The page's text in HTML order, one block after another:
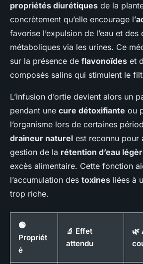
propriétés diurétiques de la
concrètement qu’elle encourage l’
favorise l’expulsion de l’eau et des
métaboliques via les urines. Ce
sur la présence de flavonoïdes et
composés salins qui stimulent le
L’infusion d’ortie devient alors un
pendant une cure détoxifiante ou
l’organisme lors de certaines
draineur naturel est reconnu pour
gestion de la rétention d’eau
excès alimentaire. Cette fonction
l’accumulation des toxines liées à
trop riche.
🟢
Propriét
é
🔬 Effet
attendu
🌿